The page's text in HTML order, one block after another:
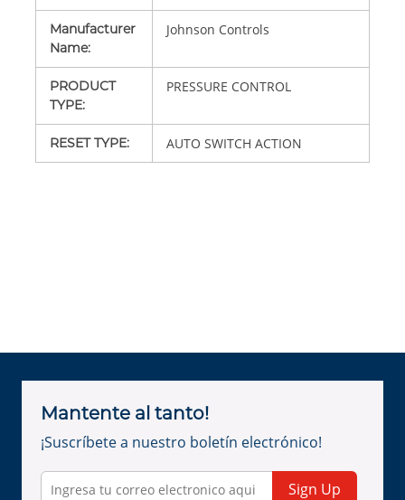
Manufacturer
Name:
Johnson Controls
PRODUCT
TYPE:
PRESSURE CONTROL
RESET TYPE: AUTO SWITCH ACTION
Mantente al tanto!
¡Suscríbete a nuestro boletín electrónico!
Sign Up